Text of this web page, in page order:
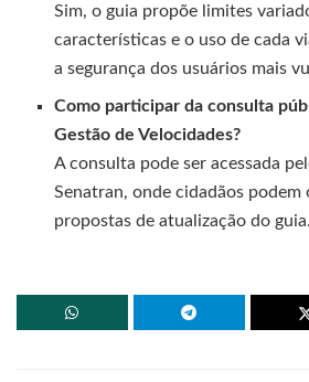
Sim, o guia propõe limites
características e o uso de cada
a segurança dos usuários mais
Como participar da consulta
Gestão de Velocidades?
A consulta pode ser acessada
Senatran, onde cidadãos podem
propostas de atualização do guia.